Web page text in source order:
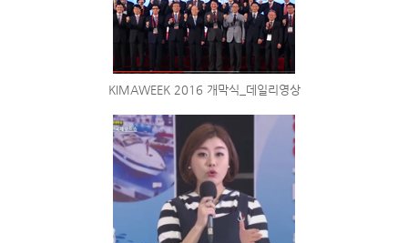
KIMAWEEK 2016 개막식_데일리영상